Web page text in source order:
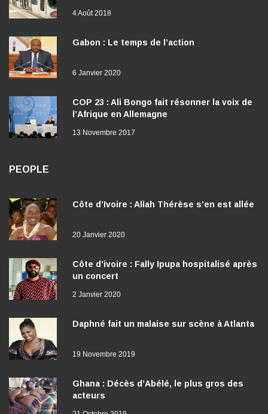
4 Août 2018
Gabon : Le temps de l’action
6 Janvier 2020
COP 23 : Ali Bongo fait résonner la voix de
l’Afrique en Allemagne
13 Novembre 2017
PEOPLE
Côte d’Ivoire : Allah Thérèse s’en est allée
20 Janvier 2020
Côte d’ivoire : Fally Ipupa hospitalisé après
un concert
2 Janvier 2020
Daphné fait un malaise sur scène à Atlanta
19 Novembre 2019
Ghana : Décès d’Abélé, le plus gros des
acteurs